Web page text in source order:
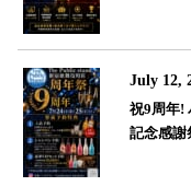
July 12,
祝9周年!
記念感謝